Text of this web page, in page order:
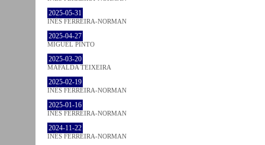
2025-05-31
INÊS FERREIRA-NORMAN
2025-04-27
MIGUEL PINTO
2025-03-20
MAFALDA TEIXEIRA
2025-02-19
INÊS FERREIRA-NORMAN
2025-01-16
INÊS FERREIRA-NORMAN
2024-11-22
INÊS FERREIRA-NORMAN